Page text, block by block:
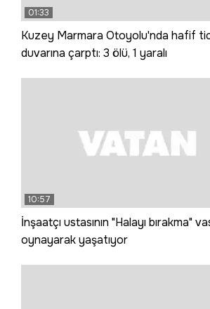
01:33
Kuzey Marmara Otoyolu'nda hafif
duvarına çarptı: 3 ölü, 1 yaralı
10:57
İnşaatçı ustasının "Halayı bırakma"
oynayarak yaşatıyor